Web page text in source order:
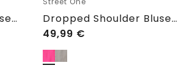
Dropped Shoulder Bluse aus Leinen
Dropped Shoulder Bluse aus Leinen
49,99 €